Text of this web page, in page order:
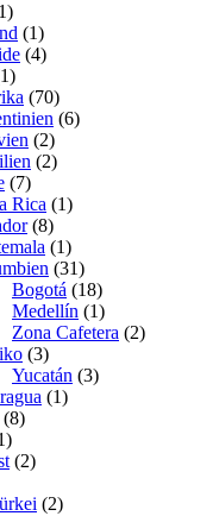
(1)
(4)
(70)
(6)
(2)
(2)
(7)
Rica (1)
(8)
(1)
(31)
Bogotá (18)
Medellín (1)
Zona Cafetera (2)
(3)
Yucatán (3)
(1)
(8)
(2)
(2)